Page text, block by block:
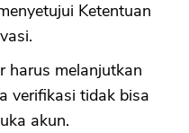
Ketentuan
harus melanjutkan
verifikasi tidak bisa
akun.